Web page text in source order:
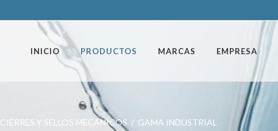
INICIO PRODUCTOS MARCAS EMPRESA
CIERRES Y SELLOS MECÁNICOS / GAMA INDUSTRIAL